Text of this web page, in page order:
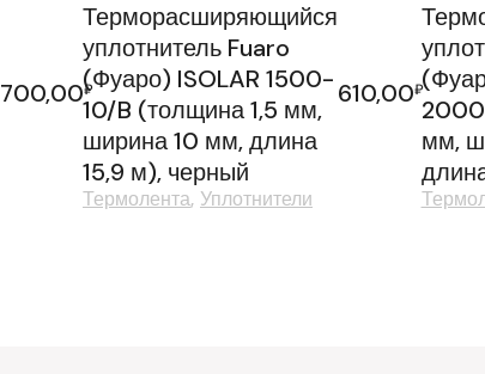
700,00₽
Терморасширяющийся
уплотнитель Fuaro
(Фуаро) ISOLAR 1500-
10/B (толщина 1,5 мм,
ширина 10 мм, длина
15,9 м), черный
610,00₽
Термолента Уплотнители
мм,